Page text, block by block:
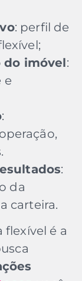
: perfil de
do imóvel:
e
:
:
da
carteira.
é a